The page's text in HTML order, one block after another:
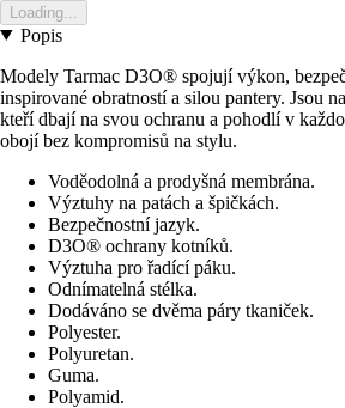
Loading...
Popis
Modely Tarmac D3O® spojují výkon,
inspirované obratností a silou pantery. Jsou
kteří dbají na svou ochranu a pohodlí v
obojí bez kompromisů na stylu.
Voděodolná a prodyšná membrána.
Výztuhy na patách a špičkách.
Bezpečnostní jazyk.
D3O® ochrany kotníků.
Výztuha pro řadící páku.
Odnímatelná stélka.
Dodáváno se dvěma páry tkaniček.
Polyester.
Polyuretan.
Guma.
Polyamid.